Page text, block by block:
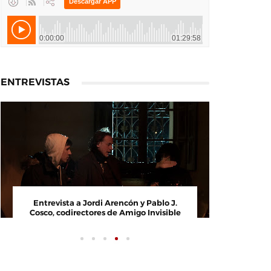
ENTREVISTAS
Entrevista a Jordi Arencón y Pablo J.
Cosco, codirectores de Amigo Invisible